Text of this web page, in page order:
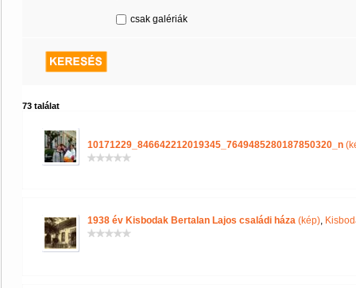
csak galériák
73 találat
10171229_846642212019345_7649485280187850320_n
1938 év Kisbodak Bertalan Lajos családi háza (kép),